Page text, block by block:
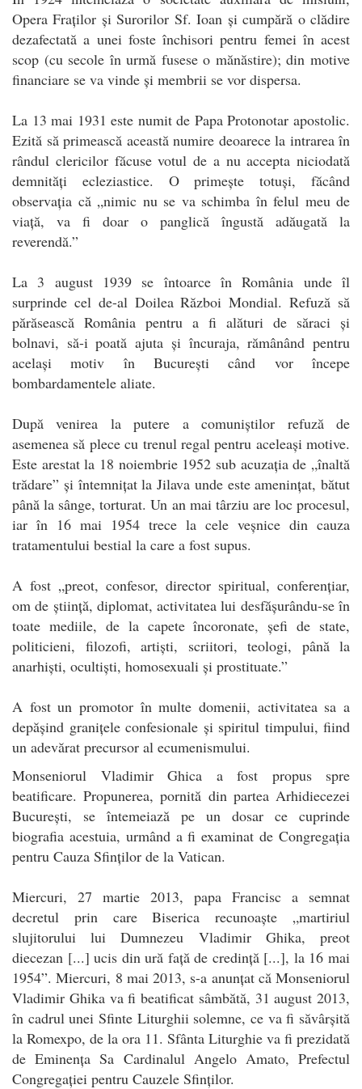
Opera Fraților și Surorilor Sf. Ioan și cumpără o clădire
dezafectată a unei foste închisori pentru femei în acest
scop (cu secole în urmă fusese o mănăstire); din motive
financiare se va vinde și membrii se vor dispersa.
La 13 mai 1931 este numit de Papa Protonotar apostolic.
Ezită să primească această numire deoarece la intrarea în
rândul clericilor făcuse votul de a nu accepta niciodată
demnități ecleziastice. O primește totuși, făcând
observația că „nimic nu se va schimba în felul meu de
viață, va fi doar o panglică îngustă adăugată la
reverendă.”
La 3 august 1939 se întoarce în România unde îl
surprinde cel de-al Doilea Război Mondial. Refuză să
părăsească România pentru a fi alături de săraci și
bolnavi, să-i poată ajuta și încuraja, rămânând pentru
același motiv în București când vor începe
bombardamentele aliate.
După venirea la putere a comuniștilor refuză de
asemenea să plece cu trenul regal pentru aceleași motive.
Este arestat la 18 noiembrie 1952 sub acuzația de „înaltă
trădare” și întemnițat la Jilava unde este amenințat, bătut
până la sânge, torturat. Un an mai târziu are loc procesul,
iar în 16 mai 1954 trece la cele veșnice din cauza
tratamentului bestial la care a fost supus.
A fost „preot, confesor, director spiritual, conferențiar,
om de știință, diplomat, activitatea lui desfășurându-se în
toate mediile, de la capete încoronate, șefi de state,
politicieni, filozofi, artiști, scriitori, teologi, până la
anarhiști, ocultiști, homosexuali și prostituate.”
A fost un promotor în multe domenii, activitatea sa a
depășind granițele confesionale și spiritul timpului, fiind
un adevărat precursor al ecumenismului.
Monseniorul Vladimir Ghica a fost propus spre
beatificare. Propunerea, pornită din partea Arhidiecezei
București, se întemeiază pe un dosar ce cuprinde
biografia acestuia, urmând a fi examinat de Congregația
pentru Cauza Sfinților de la Vatican.
Miercuri, 27 martie 2013, papa Francisc a semnat
decretul prin care Biserica recunoaște „martiriul
slujitorului lui Dumnezeu Vladimir Ghika, preot
diecezan [...] ucis din ură față de credință [...], la 16 mai
1954”. Miercuri, 8 mai 2013, s-a anunțat că Monseniorul
Vladimir Ghika va fi beatificat sâmbătă, 31 august 2013,
în cadrul unei Sfinte Liturghii solemne, ce va fi săvârșită
la Romexpo, de la ora 11. Sfânta Liturghie va fi prezidată
de Eminența Sa Cardinalul Angelo Amato, Prefectul
Congregației pentru Cauzele Sfinților.